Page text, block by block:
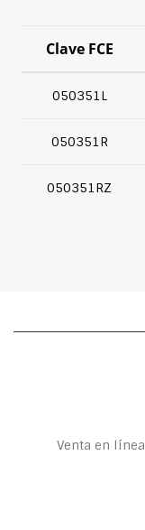
Clave FCE
050351L
050351R
050351RZ
Venta en línea